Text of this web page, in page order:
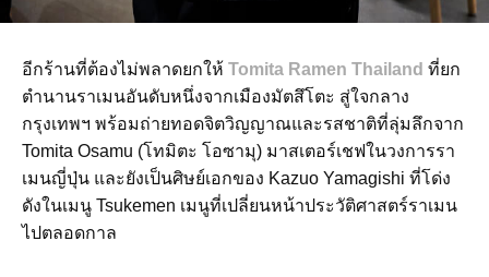
อีกร้านที่ต้องไม่พลาดยกให้ Tomita Ramen Thailand ที่ยก
ตำนานราเมนอันดับหนึ่งจากเมืองมัตสึโตะ สู่ใจกลาง
กรุงเทพฯ พร้อมถ่ายทอดจิตวิญญาณและรสชาติที่ลุ่มลึกจาก
Tomita Osamu (โทมิตะ โอซามุ) มาสเตอร์เชฟในวงการรา
เมนญี่ปุ่น และยังเป็นศิษย์เอกของ Kazuo Yamagishi ที่โด่ง
ดังในเมนู Tsukemen เมนูที่เปลี่ยนหน้าประวัติศาสตร์ราเมน
ไปตลอดกาล